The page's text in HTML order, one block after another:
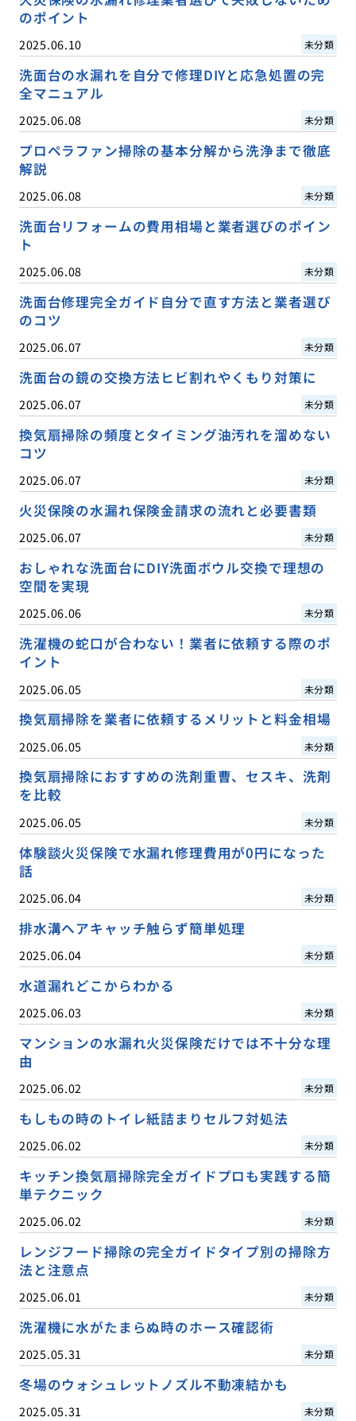
のポイント
2025.06.10 未分類
洗面台の水漏れを自分で修理DIYと応急処置の完
全マニュアル
2025.06.08 未分類
プロペラファン掃除の基本分解から洗浄まで徹底
解説
2025.06.08 未分類
洗面台リフォームの費用相場と業者選びのポイン
ト
2025.06.08 未分類
洗面台修理完全ガイド自分で直す方法と業者選び
のコツ
2025.06.07 未分類
洗面台の鏡の交換方法ヒビ割れやくもり対策に
2025.06.07 未分類
換気扇掃除の頻度とタイミング油汚れを溜めない
コツ
2025.06.07 未分類
火災保険の水漏れ保険金請求の流れと必要書類
2025.06.07 未分類
おしゃれな洗面台にDIY洗面ボウル交換で理想の
空間を実現
2025.06.06 未分類
洗濯機の蛇口が合わない！業者に依頼する際のポ
イント
2025.06.05 未分類
換気扇掃除を業者に依頼するメリットと料金相場
2025.06.05 未分類
換気扇掃除におすすめの洗剤重曹、セスキ、洗剤
を比較
2025.06.05 未分類
体験談火災保険で水漏れ修理費用が0円になった
話
2025.06.04 未分類
排水溝ヘアキャッチ触らず簡単処理
2025.06.04 未分類
水道漏れどこからわかる
2025.06.03 未分類
マンションの水漏れ火災保険だけでは不十分な理
由
2025.06.02 未分類
もしもの時のトイレ紙詰まりセルフ対処法
2025.06.02 未分類
キッチン換気扇掃除完全ガイドプロも実践する簡
単テクニック
2025.06.02 未分類
レンジフード掃除の完全ガイドタイプ別の掃除方
法と注意点
2025.06.01 未分類
洗濯機に水がたまらぬ時のホース確認術
2025.05.31 未分類
冬場のウォシュレットノズル不動凍結かも
2025.05.31 未分類